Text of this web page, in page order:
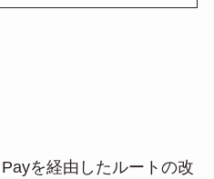
を経由したルートの改